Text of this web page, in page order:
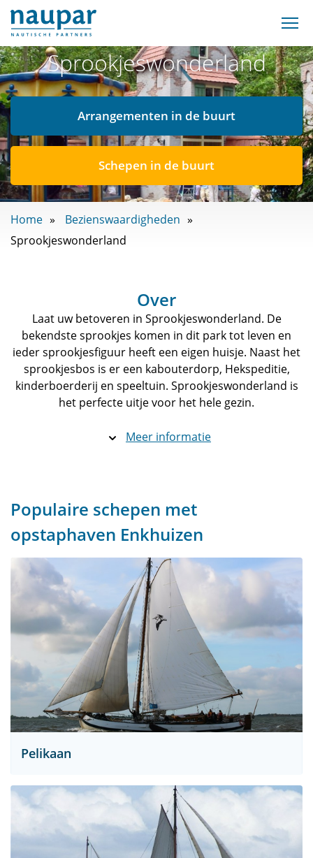
Sprookjeswonderland
Arrangementen in de buurt
Schepen in de buurt
Home
Bezienswaardigheden
Sprookjeswonderland
Over
Laat uw betoveren in Sprookjeswonderland. De
bekendste sprookjes komen in dit park tot leven en
ieder sprookjesfiguur heeft een eigen huisje. Naast het
sprookjesbos is er een kabouterdorp, Hekspeditie,
kinderboerderij en speeltuin. Sprookjeswonderland is
het perfecte uitje voor het hele gezin.
Meer informatie
Populaire schepen met
opstaphaven Enkhuizen
Pelikaan